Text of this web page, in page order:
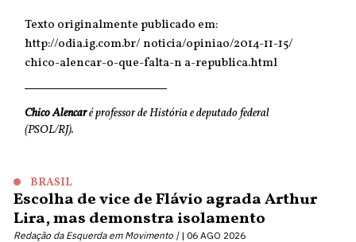
Texto originalmente publicado em:
http://odia.ig.com.br/ noticia/opiniao/2014-11-15/
chico-alencar-o-que-falta-n a-republica.html
Chico Alencaré professor de História e deputado federal
(PSOL/RJ).
BRASIL
Escolha de vice de Flávio agrada Arthur
Lira, mas demonstra isolamento
Redação da Esquerda em Movimento | 06 AGO 2026